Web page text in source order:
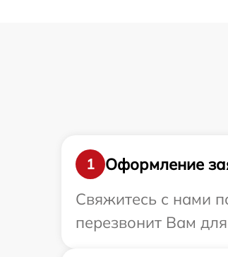
1
Оформление
Свяжитесь с нами
перезвонит Вам